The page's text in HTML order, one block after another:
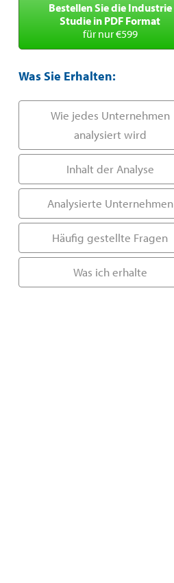
Bestellen Sie die Industrie
Studie in PDF Format
für nur €599
Was Sie Erhalten:
Wie jedes Unternehmen
analysiert wird
Inhalt der Analyse
Analysierte Unternehmen
Häufig gestellte Fragen
Was ich erhalte